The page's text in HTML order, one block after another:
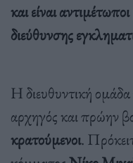
και είναι
διεύθυνσης
Η διευθυντική
αρχηγός και πρώην
κρατούμενοι.